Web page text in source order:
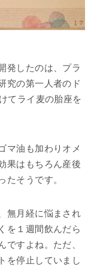
発したのは、プラ
究の第一人者のド
てライ麦の胎座を
マ油も加わりオメ
果はもちろん産後
たそうです。
無月経に悩まされ
を１週間飲んだら
ですよね。ただ、
を停止していまし